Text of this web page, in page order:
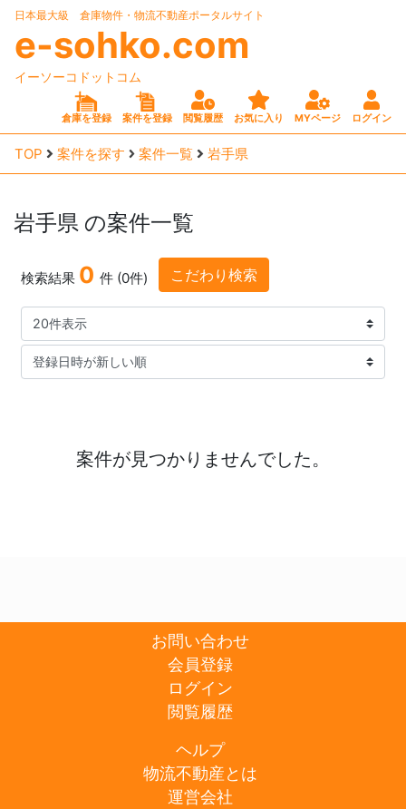
日本最大級 倉庫物件・物流不動産ポータルサイト
e-sohko.com
イーソーコドットコム
倉庫を登録 案件を登録 閲覧履歴 お気に入り MYページ ログイン
TOP 案件を探す 案件一覧 岩手県
岩手県 の案件一覧
検索結果 0 件 (0件) こだわり検索
案件が見つかりませんでした。
お問い合わせ
会員登録
ログイン
閲覧履歴
ヘルプ
物流不動産とは
運営会社